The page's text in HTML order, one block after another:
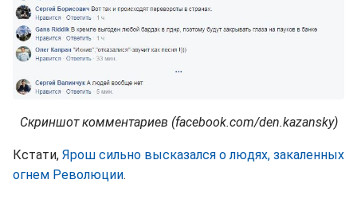
Скриншот комментариев (facebook.com/den.kazansky)
Кстати, Ярош сильно высказался о людях, закаленных
огнем Революции.